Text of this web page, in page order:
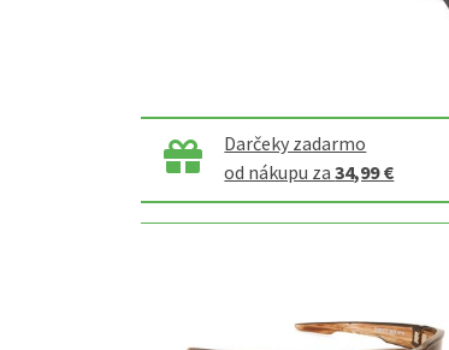
Darčeky zadarmo
od nákupu za34,99 €